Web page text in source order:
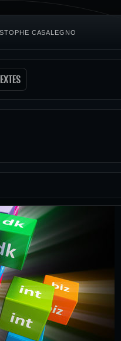
CASALEGNO